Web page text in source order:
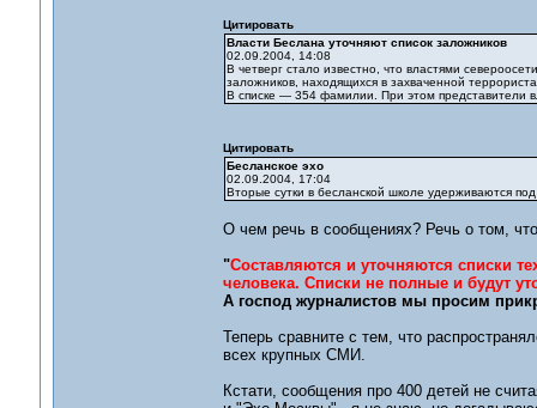
Цитировать
Власти Беслана уточняют список заложников
02.09.2004, 14:08
В четверг стало известно, что властями
заложников, находящихся в захваченной
В списке — 354 фамилии. При этом представители
Цитировать
Бесланское эхо
02.09.2004, 17:04
Вторые сутки в бесланской школе удерживаются
О чем речь в сообщениях? Речь о том,
"Составляются и уточняются списки
человека. Списки не полные и будут
А господ журналистов мы просим
Теперь сравните с тем, что
всех крупных СМИ.
Кстати, сообщения про 400 детей не